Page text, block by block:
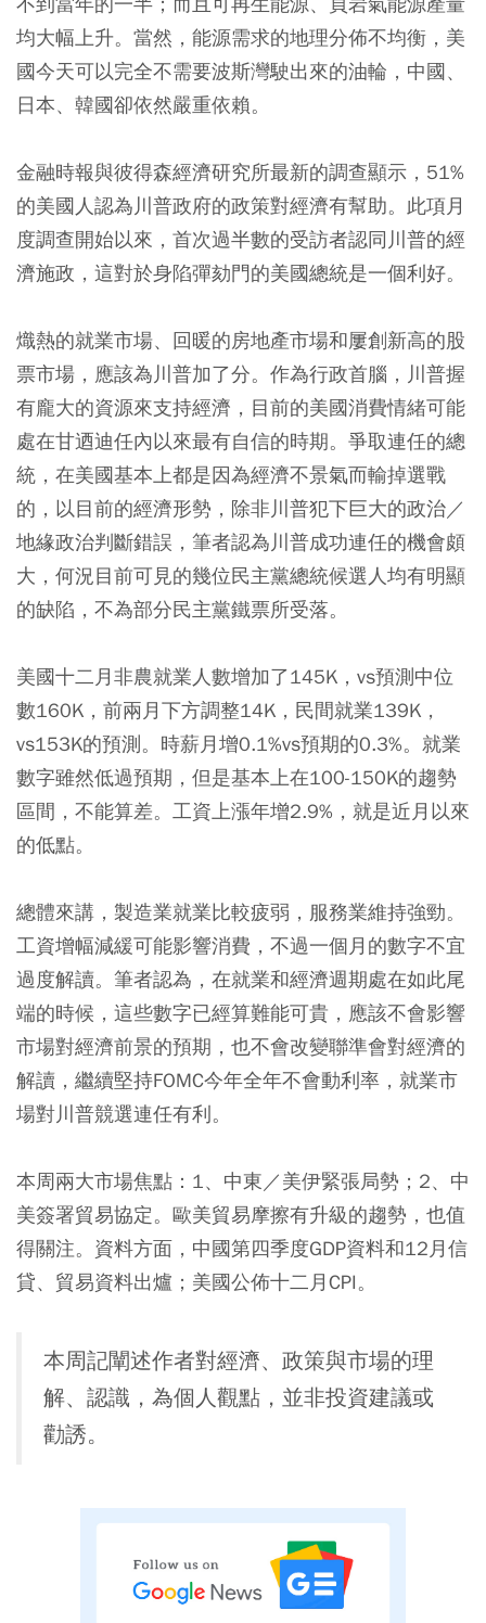
均大幅上升。當然，能源需求的地理分佈不均衡，美
國今天可以完全不需要波斯灣駛出來的油輪，中國、
日本、韓國卻依然嚴重依賴。
金融時報與彼得森經濟研究所最新的調查顯示，51%
的美國人認為川普政府的政策對經濟有幫助。此項月
度調查開始以來，首次過半數的受訪者認同川普的經
濟施政，這對於身陷彈劾門的美國總統是一個利好。
熾熱的就業市場、回暖的房地產市場和屢創新高的股
票市場，應該為川普加了分。作為行政首腦，川普握
有龐大的資源來支持經濟，目前的美國消費情緒可能
處在甘迺迪任內以來最有自信的時期。爭取連任的總
統，在美國基本上都是因為經濟不景氣而輸掉選戰
的，以目前的經濟形勢，除非川普犯下巨大的政治／
地緣政治判斷錯誤，筆者認為川普成功連任的機會頗
大，何況目前可見的幾位民主黨總統候選人均有明顯
的缺陷，不為部分民主黨鐵票所受落。
美國十二月非農就業人數增加了145K，vs預測中位
數160K，前兩月下方調整14K，民間就業139K，
vs153K的預測。時薪月增0.1%vs預期的0.3%。就業
數字雖然低過預期，但是基本上在100-150K的趨勢
區間，不能算差。工資上漲年增2.9%，就是近月以來
的低點。
總體來講，製造業就業比較疲弱，服務業維持強勁。
工資增幅減緩可能影響消費，不過一個月的數字不宜
過度解讀。筆者認為，在就業和經濟週期處在如此尾
端的時候，這些數字已經算難能可貴，應該不會影響
市場對經濟前景的預期，也不會改變聯準會對經濟的
解讀，繼續堅持FOMC今年全年不會動利率，就業市
場對川普競選連任有利。
本周兩大市場焦點：1、中東／美伊緊張局勢；2、中
美簽署貿易協定。歐美貿易摩擦有升級的趨勢，也值
得關注。資料方面，中國第四季度GDP資料和12月信
貸、貿易資料出爐；美國公佈十二月CPI。
本周記闡述作者對經濟、政策與市場的理
解、認識，為個人觀點，並非投資建議或
勸誘。